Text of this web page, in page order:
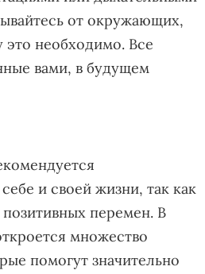
от окружающих,
это необходимо. Все
вами, в будущем
и своей жизни, так как
перемен. В
множество
помогут значительно